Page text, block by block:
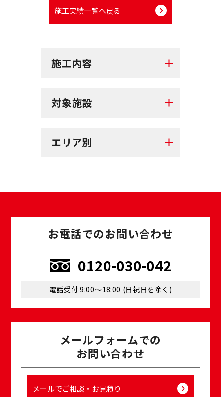
施工実績一覧へ戻る
施工内容
対象施設
エリア別
お電話でのお問い合わせ
0120-030-042
電話受付 9:00〜18:00 (⽇祝⽇を除く)
メールフォームでの
お問い合わせ
メールでご相談・お⾒積り